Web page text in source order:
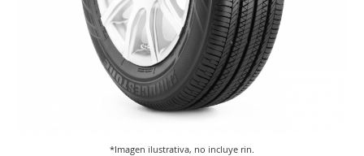
*Imagen ilustrativa, no incluye rin.